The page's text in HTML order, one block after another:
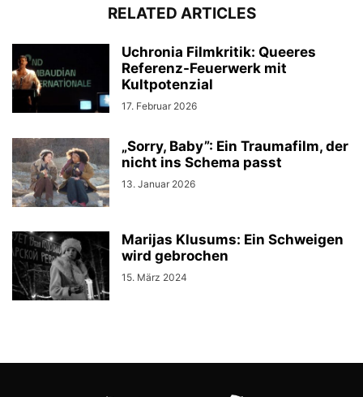
RELATED ARTICLES
Uchronia Filmkritik: Queeres
Referenz-Feuerwerk mit
Kultpotenzial
17. Februar 2026
„Sorry, Baby”: Ein Traumafilm, der
nicht ins Schema passt
13. Januar 2026
Marijas Klusums: Ein Schweigen
wird gebrochen
15. März 2024